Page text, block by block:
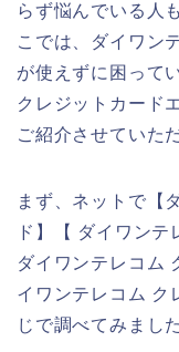
らず悩んでいる人
こでは、ダイワン
が使えずに困って
クレジットカード
ご紹介させていた
まず、ネットで【
ド】【 ダイワン
ダイワンテレコム
イワンテレコム
じで調べてみました